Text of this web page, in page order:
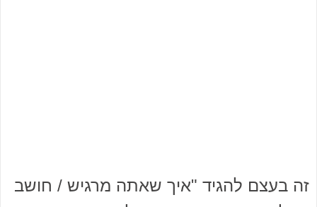
זה בעצם להגיד "איך שאתה מרגיש / חושב